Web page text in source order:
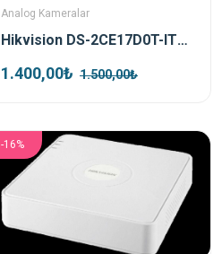
Analog Kameralar
Hikvision DS-2CE17D0T-IT5F TVI 2mp 3.6mm Bullet Kamera
1.400,00₺ 1.500,00₺
-16%